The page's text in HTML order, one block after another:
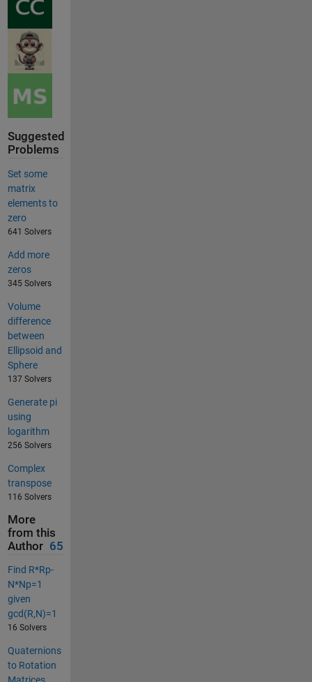
Suggested
Problems
Set some
matrix
elements to
zero
641 Solvers
Add more
zeros
345 Solvers
Volume
difference
between
Ellipsoid and
Sphere
137 Solvers
Generate pi
using
logarithm
256 Solvers
Complex
transpose
116 Solvers
More
from this
Author 65
Find R*Rp-
N*Np=1
given
gcd(R,N)=1
16 Solvers
Quaternions
to Rotation